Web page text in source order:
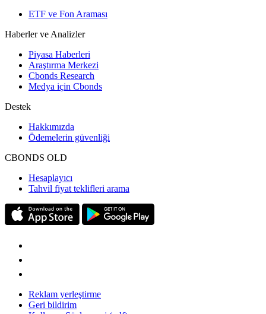
ETF ve Fon Araması
Haberler ve Analizler
Piyasa Haberleri
Araştırma Merkezi
Cbonds Research
Medya için Cbonds
Destek
Hakkımızda
Ödemelerin güvenliği
CBONDS OLD
Hesaplayıcı
Tahvil fiyat teklifleri arama
Reklam yerleştirme
Geri bildirim